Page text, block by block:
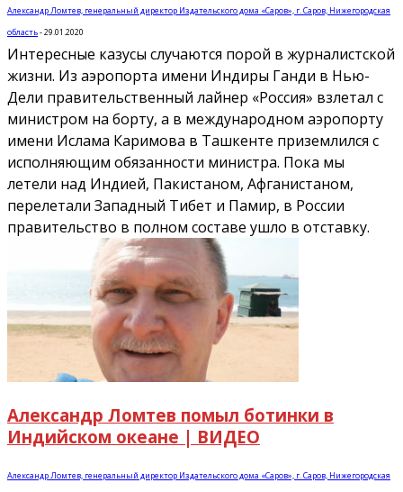
Александр Ломтев, генеральный директор Издательского дома «Саров», г. Саров, Нижегородская
область-29.01.2020
Интересные казусы случаются порой в журналистской
жизни. Из аэропорта имени Индиры Ганди в Нью-
Дели правительственный лайнер «Россия» взлетал с
министром на борту, а в международном аэропорту
имени Ислама Каримова в Ташкенте приземлился с
исполняющим обязанности министра. Пока мы
летели над Индией, Пакистаном, Афганистаном,
перелетали Западный Тибет и Памир, в России
правительство в полном составе ушло в отставку.
Александр Ломтев помыл ботинки в
Индийском океане | ВИДЕО
Александр Ломтев, генеральный директор Издательского дома «Саров», г. Саров, Нижегородская